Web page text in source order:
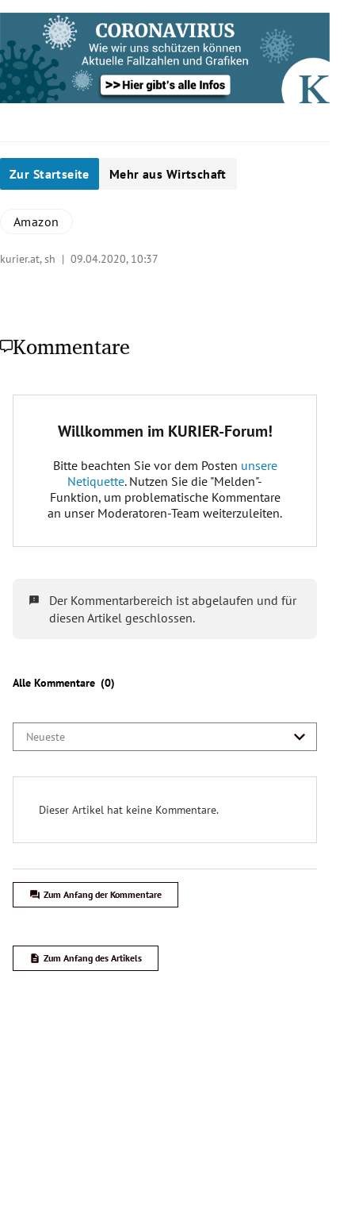
Zur Startseite Mehr aus Wirtschaft
Amazon
kurier.at, sh | 09.04.2020, 10:37
Kommentare